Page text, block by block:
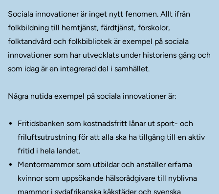
Sociala innovationer är inget nytt fenomen. Allt ifrån
folkbildning till hemtjänst, färdtjänst, förskolor,
folktandvård och folkbibliotek är exempel på sociala
innovationer som har utvecklats under historiens gång och
som idag är en integrerad del i samhället.
Några nutida exempel på sociala innovationer är:
Fritidsbanken som kostnadsfritt lånar ut sport- och
friluftsutrustning för att alla ska ha tillgång till en aktiv
fritid i hela landet.
Mentormammor som utbildar och anställer erfarna
kvinnor som uppsökande hälsorådgivare till nyblivna
mammor i sydafrikanska kåkstäder och svenska